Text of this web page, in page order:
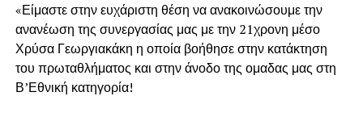
«Είμαστε στην ευχάριστη θέση να ανακοινώσουμε την
ανανέωση της συνεργασίας μας με την 21χρονη μέσο
Χρύσα Γεωργιακάκη η οποία βοήθησε στην κατάκτηση
του πρωταθλήματος και στην άνοδο της ομαδας μας στη
Β’Εθνική κατηγορία!